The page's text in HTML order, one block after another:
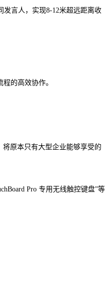
言人，实现8-12米超远距离收
的高效协作。
将原本只有大型企业能够享受的
Pro 专用无线触控键盘”等